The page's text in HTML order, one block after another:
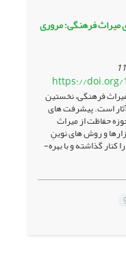
میراث فرهنگی؛ مروری
https://doi.org/
فرهنگی، نخستین
است. پیشرفت ­های
حفاظت از میراث
و روش ­های نوینِ
گذاشته و با بهره­